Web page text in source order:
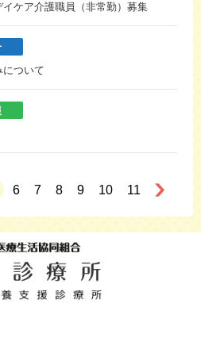
ケア介護職員（非常勤）募集
について
6 7 8 9 10 11